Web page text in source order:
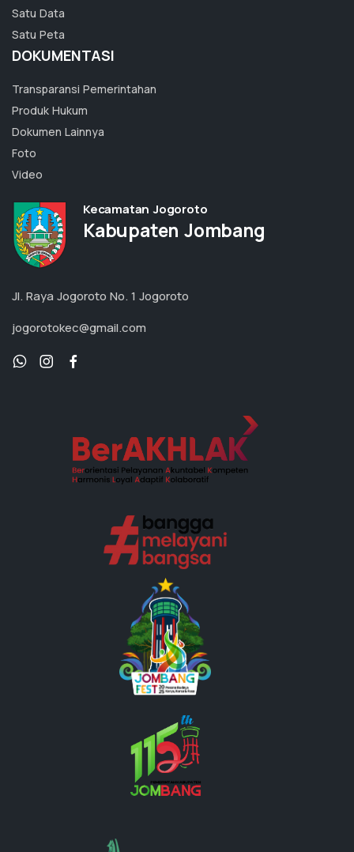
Satu Data
Satu Peta
DOKUMENTASI
Transparansi Pemerintahan
Produk Hukum
Dokumen Lainnya
Foto
Video
Kecamatan Jogoroto
Kabupaten Jombang
Jl. Raya Jogoroto No. 1 Jogoroto
jogorotokec@gmail.com